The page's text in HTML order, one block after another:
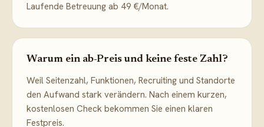
Laufende Betreuung ab 49 €/Monat.
Warum ein ab-Preis und keine feste Zahl?
Weil Seitenzahl, Funktionen, Recruiting und Standorte
den Aufwand stark verändern. Nach einem kurzen,
kostenlosen Check bekommen Sie einen klaren
Festpreis.